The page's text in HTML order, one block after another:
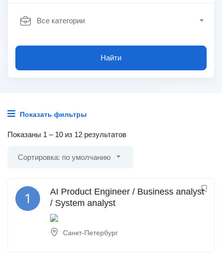
Все категории
Найти
Показать фильтры
Показаны 1 – 10 из 12 результатов
Сортировка: по умолчанию
AI Product Engineer / Business analyst
/ System analyst
Санкт-Петербург